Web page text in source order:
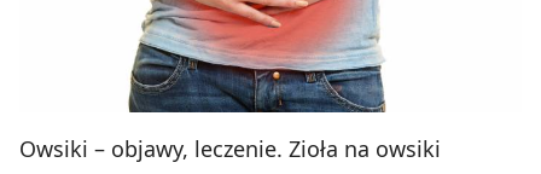
Owsiki – objawy, leczenie. Zioła na owsiki